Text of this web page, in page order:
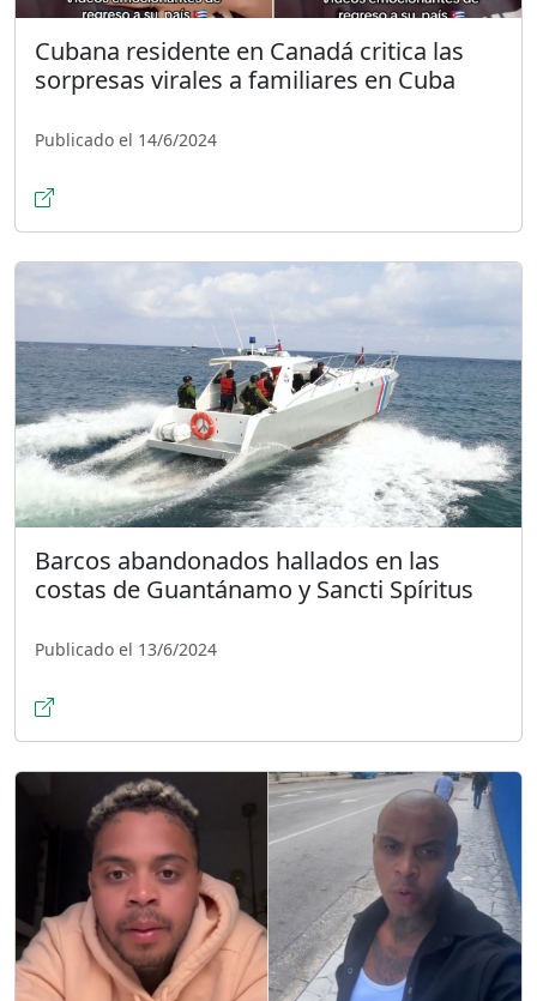
Cubana residente en Canadá critica las
sorpresas virales a familiares en Cuba
Publicado el 14/6/2024
Barcos abandonados hallados en las
costas de Guantánamo y Sancti Spíritus
Publicado el 13/6/2024